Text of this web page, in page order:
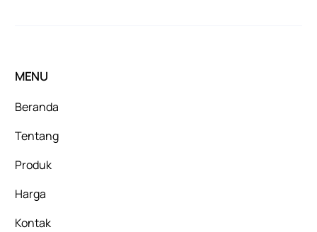
MENU
Beranda
Tentang
Produk
Harga
Kontak